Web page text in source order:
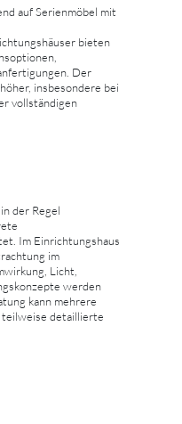
auf Serienmöbel mit
bieten
Der
insbesondere bei
vollständigen
der Regel
Im Einrichtungshaus
im
Licht,
werden
kann mehrere
teilweise detaillierte